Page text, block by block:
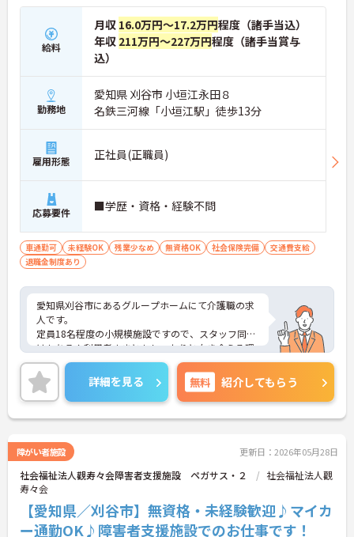
給料
月収 16.0万円～17.2万円程度（諸手当込）
年収 211万円～227万円程度（諸手当賞与
込）
勤務地
愛知県 刈谷市 小垣江永田８
名鉄三河線「小垣江駅」徒歩13分
雇用形態 正社員(正職員)
応募要件 ■学歴・資格・経験不問
車通勤可 未経験OK 残業少なめ 無資格OK 社会保険完備
交通費支給
退職金制度あり
愛知県刈谷市にあるグループホームにて介護職の求
人です。
定員18名程度の小規模施設ですので、スタッフ同士
はもちろん利用者さまともしっかりと向き合える環
境です。
また、教育体制が大変充実しているのも魅力のひと
つ！資格取得のための費用を負担していただけま
す。
ご興味のある方は、詳細についてお伝えいたします
詳細を見る 無料 紹介してもらう
障がい者施設 更新日：2026年05月28日
社会福祉法人觀寿々会障害者支援施設 ペガサス・２
社会福祉法人觀
寿々会
【愛知県／刈谷市】無資格・未経験歓迎♪マイカ
ー通勤OK♪障害者支援施設でのお仕事です！